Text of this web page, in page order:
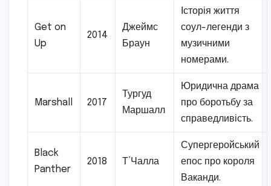
Get on
Up
2014
Джеймс
Браун
Історія життя
соул-легенди з
музичними
номерами.
Marshall 2017
Тургуд
Маршалл
Юридична драма
про боротьбу за
справедливість.
Black
Panther
2018 Т’Чалла
Супергеройський
епос про короля
Ваканди.